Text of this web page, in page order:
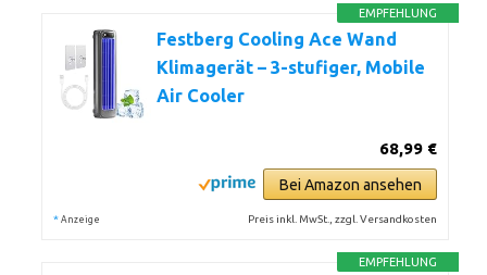
EMPFEHLUNG
Festberg Cooling Ace Wand
Klimagerät – 3-stufiger, Mobile
Air Cooler
68,99 €
Bei Amazon ansehen
* Anzeige Preis inkl. MwSt., zzgl. Versandkosten
EMPFEHLUNG